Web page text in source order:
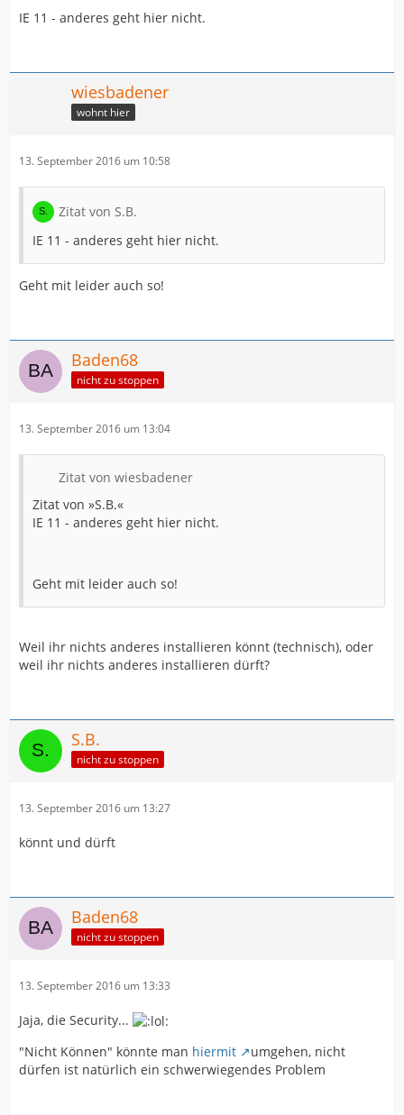
IE 11 - anderes geht hier nicht.
wiesbadener
wohnt hier
13. September 2016 um 10:58
Zitat von S.B.
IE 11 - anderes geht hier nicht.
Geht mit leider auch so!
Baden68
nicht zu stoppen
13. September 2016 um 13:04
Zitat von wiesbadener
Zitat von »S.B.«
IE 11 - anderes geht hier nicht.
Geht mit leider auch so!
Weil ihr nichts anderes installieren könnt (technisch), oder
weil ihr nichts anderes installieren dürft?
S.B.
nicht zu stoppen
13. September 2016 um 13:27
könnt und dürft
Baden68
nicht zu stoppen
13. September 2016 um 13:33
Jaja, die Security...
"Nicht Können" könnte man hiermit
umgehen, nicht
dürfen ist natürlich ein schwerwiegendes Problem